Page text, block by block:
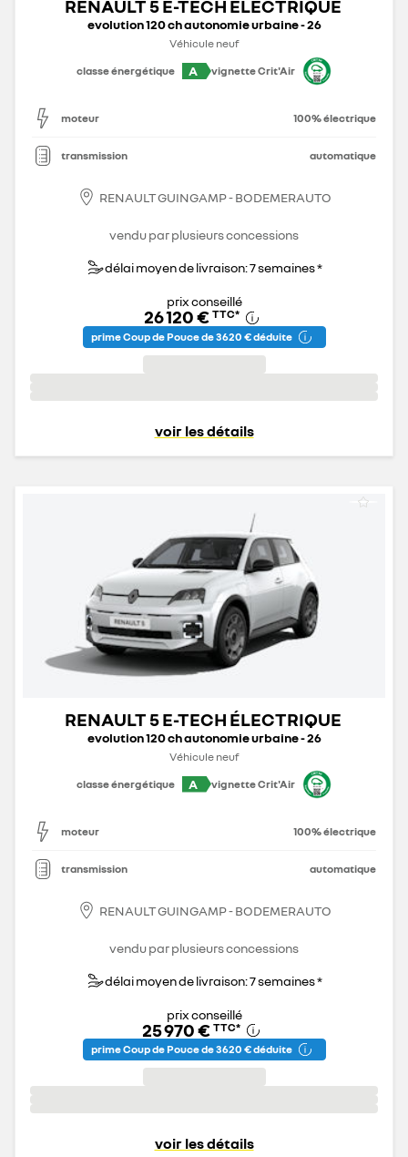
RENAULT 5 E-TECH ÉLECTRIQUE
evolution 120 ch autonomie urbaine - 26
Véhicule neuf
classe énergétique
A vignette Crit'Air
moteur 100% électrique
transmission automatique
RENAULT GUINGAMP - BODEMERAUTO
vendu par plusieurs concessions
délai moyen de livraison: 7 semaines *
prix conseillé
26 120 € TTC*
prime Coup de Pouce de 3 620 € déduite
voir les détails
RENAULT 5 E-TECH ÉLECTRIQUE
evolution 120 ch autonomie urbaine - 26
Véhicule neuf
classe énergétique
A vignette Crit'Air
moteur 100% électrique
transmission automatique
RENAULT GUINGAMP - BODEMERAUTO
vendu par plusieurs concessions
délai moyen de livraison: 7 semaines *
prix conseillé
25 970 € TTC*
prime Coup de Pouce de 3 620 € déduite
voir les détails